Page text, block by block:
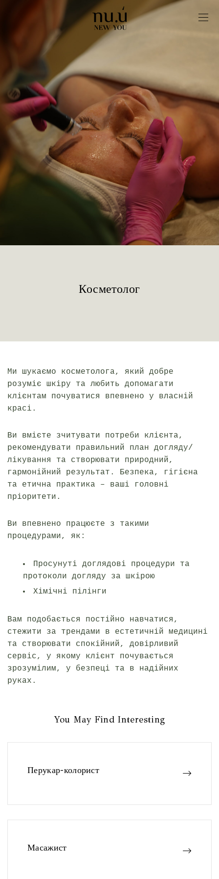
Косметолог
Ми шукаємо косметолога, який добре
розуміє шкіру та любить допомагати
клієнтам почуватися впевнено у власній
красі.
Ви вмієте зчитувати потреби клієнта,
рекомендувати правильний план догляду/
лікування та створювати природний,
гармонійний результат. Безпека, гігієна
та етична практика – ваші головні
пріоритети.
Ви впевнено працюєте з такими
процедурами, як:
Просунуті доглядові процедури та
протоколи догляду за шкірою
Хімічні пілінги
Вам подобається постійно навчатися,
стежити за трендами в естетичній медицині
та створювати спокійний, довірливий
сервіс, у якому клієнт почувається
зрозумілим, у безпеці та в надійних
руках.
You May Find Interesting
Перукар-колорист
Масажист